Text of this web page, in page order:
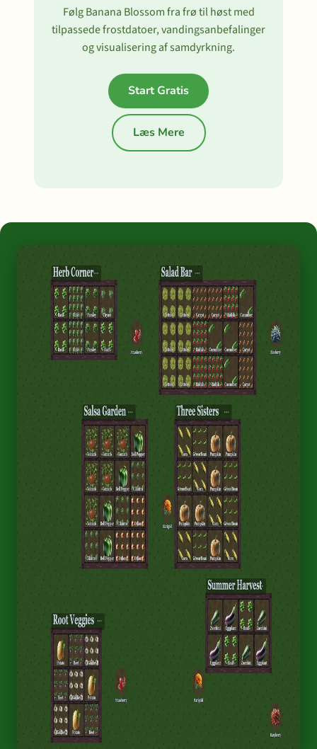
Følg Banana Blossom fra frø til høst med
tilpassede frostdatoer, vandingsanbefalinger
og visualisering af samdyrkning.
Start Gratis
Læs Mere